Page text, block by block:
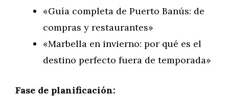
«Guía completa de Puerto Banús: de
compras y restaurantes»
«Marbella en invierno: por qué es el
destino perfecto fuera de temporada»
Fase de planificación: